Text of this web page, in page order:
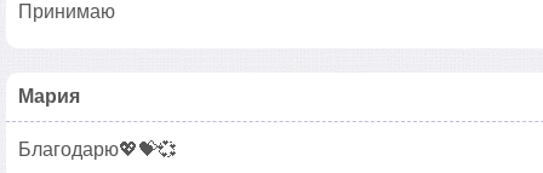
Принимаю
Мария
Благодарю💖💝💞